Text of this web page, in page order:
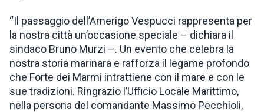
“Il passaggio dell’Amerigo Vespucci rappresenta per
la nostra città un’occasione speciale – dichiara il
sindaco Bruno Murzi –. Un evento che celebra la
nostra storia marinara e rafforza il legame profondo
che Forte dei Marmi intrattiene con il mare e con le
sue tradizioni. Ringrazio l’Ufficio Locale Marittimo,
nella persona del comandante Massimo Pecchioli,